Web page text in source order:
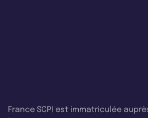
France SCPI est immatriculée